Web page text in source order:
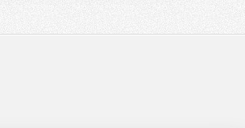
становится официальным
NVIDIA по системам ...
для новостроек